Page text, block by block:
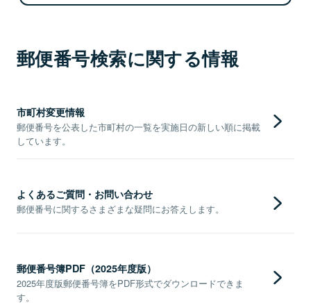
郵便番号検索に関する情報
市町村変更情報
郵便番号を公表した市町村の一覧を実施日の新しい順に掲載
しています。
よくあるご質問・お問い合わせ
郵便番号に関するさまざまな疑問にお答えします。
郵便番号簿PDF（2025年度版）
2025年度版郵便番号簿をPDF形式でダウンロードできま
す。